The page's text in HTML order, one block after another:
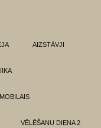
AIZSTĀVJI
MOBILAIS
VĒLĒŠANU DIENA 2